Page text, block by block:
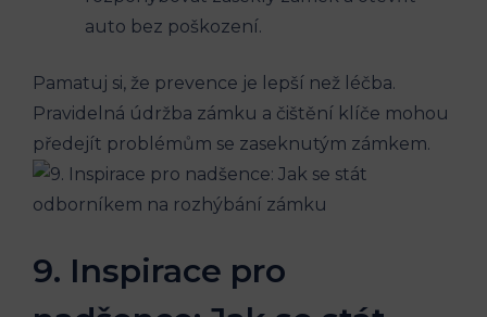
auto bez poškození.
Pamatuj si, že prevence je lepší než léčba.
Pravidelná údržba zámku a čištění klíče mohou
předejít problémům se zaseknutým zámkem.
9. Inspirace pro